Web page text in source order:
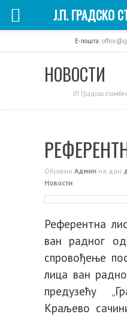
E-пошта:
НОВОСТИ
ЈП Градско
Објавио Админ на дан
Новости
Референтна
ван радног
спровођење
лица ван
предузећу
Краљево
Ј.П. ГРАДСКО